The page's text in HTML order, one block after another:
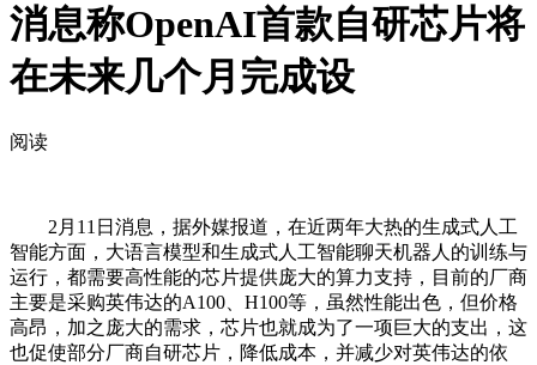
消息称OpenAI首款自研芯片将
在未来几个月完成设
阅读
2月11日消息，据外媒报道，在近两年大热的生成式人工
智能方面，大语言模型和生成式人工智能聊天机器人的训练与
运行，都需要高性能的芯片提供庞大的算力支持，目前的厂商
主要是采购英伟达的A100、H100等，虽然性能出色，但价格
高昂，加之庞大的需求，芯片也就成为了一项巨大的支出，这
也促使部分厂商自研芯片，降低成本，并减少对英伟达的依